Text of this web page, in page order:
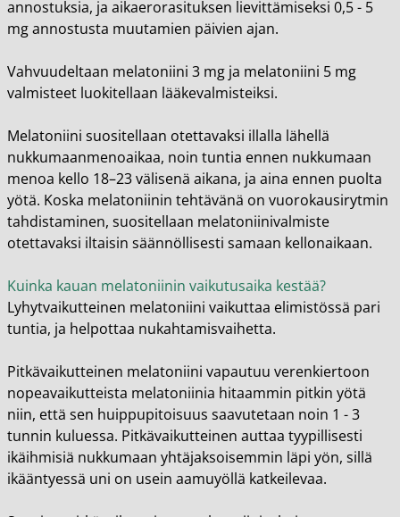
annostuksia, ja aikaerorasituksen lievittämiseksi 0,5 - 5
mg annostusta muutamien päivien ajan.
Vahvuudeltaan melatoniini 3 mg ja melatoniini 5 mg
valmisteet luokitellaan lääkevalmisteiksi.
Melatoniini suositellaan otettavaksi illalla lähellä
nukkumaanmenoaikaa, noin tuntia ennen nukkumaan
menoa kello 18–23 välisenä aikana, ja aina ennen puolta
yötä. Koska melatoniinin tehtävänä on vuorokausirytmin
tahdistaminen, suositellaan melatoniinivalmiste
otettavaksi iltaisin säännöllisesti samaan kellonaikaan.
Kuinka kauan melatoniinin vaikutusaika kestää?
Lyhytvaikutteinen melatoniini vaikuttaa elimistössä pari
tuntia, ja helpottaa nukahtamisvaihetta.
Pitkävaikutteinen melatoniini vapautuu verenkiertoon
nopeavaikutteista melatoniinia hitaammin pitkin yötä
niin, että sen huippupitoisuus saavutetaan noin 1 - 3
tunnin kuluessa. Pitkävaikutteinen auttaa tyypillisesti
ikäihmisiä nukkumaan yhtäjaksoisemmin läpi yön, sillä
ikääntyessä uni on usein aamuyöllä katkeilevaa.